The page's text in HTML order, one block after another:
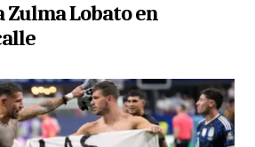
Zulma Lobato en